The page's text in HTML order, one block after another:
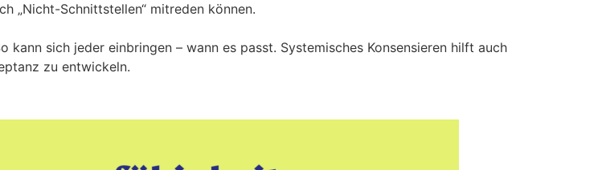
„Nicht-Schnittstellen“ mitreden können.
sich jeder einbringen – wann es passt. Systemisches Konsensieren hilft auch
zu entwickeln.